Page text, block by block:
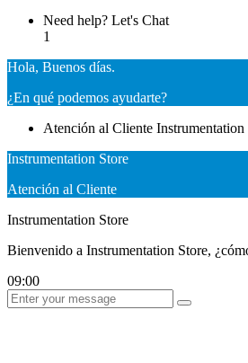
Need help? Let's Chat
1
Hola, Buenos días.
¿En qué podemos ayudarte?
Atención al Cliente Instrumentation
Instrumentation Store
Atención al Cliente
Instrumentation Store
Bienvenido a Instrumentation Store,
09:00